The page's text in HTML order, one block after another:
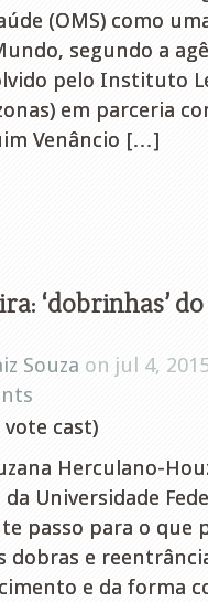
(OMS) como
segundo a
pelo Instituto
em parceria
Venâncio […]
‘dobrinhas’
Souza on jul 4,
vote cast)
Herculano-
Universidade
passo para o que
dobras e
e da forma